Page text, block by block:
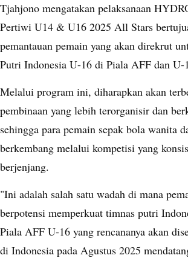
Tjahjono mengatakan pelaksanaan
Pertiwi U14 & U16 2025 All Stars
pemantauan pemain yang akan direkrut
Putri Indonesia U-16 di Piala AFF dan
Melalui program ini, diharapkan akan
pembinaan yang lebih terorganisir dan
sehingga para pemain sepak bola wanita
berkembang melalui kompetisi yang
berjenjang.
"Ini adalah salah satu wadah di mana
berpotensi memperkuat timnas putri
Piala AFF U-16 yang rencananya akan
di Indonesia pada Agustus 2025